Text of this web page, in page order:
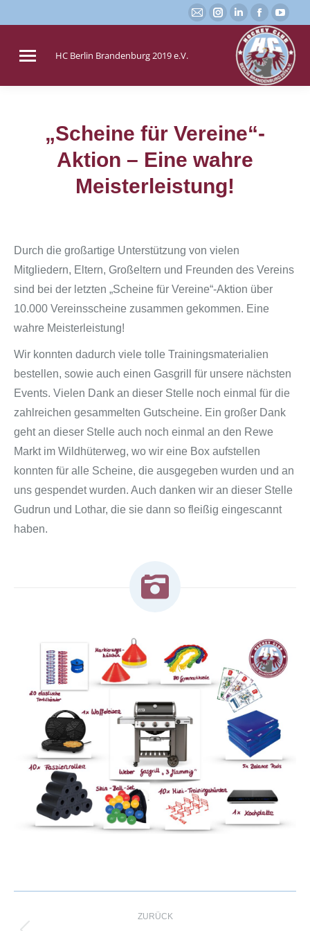
E-
in
Instagram
page
opens
new
Linkedin
page
opens
in
new
page
opens
in
new
in
new
HC Berlin Brandenburg 2019 e.V.
„Scheine für Vereine“-
Aktion – Eine wahre
Meisterleistung!
Sie befinden sich hier:
Durch die großartige Unterstützung von vielen
Mitgliedern, Eltern, Großeltern und Freunden des Vereins
sind bei der letzten „Scheine für Vereine“-Aktion über
10.000 Vereinsscheine zusammen gekommen. Eine
wahre Meisterleistung!
Wir konnten dadurch viele tolle Trainingsmaterialien
bestellen, sowie auch einen Gasgrill für unsere nächsten
Events. Vielen Dank an dieser Stelle noch einmal für die
zahlreichen gesammelten Gutscheine. Ein großer Dank
geht an dieser Stelle auch noch einmal an den Rewe
Markt im Wildhüterweg, wo wir eine Box aufstellen
konnten für alle Scheine, die ausgegeben wurden und an
uns gespendet wurden. Auch danken wir an dieser Stelle
Gudrun und Lothar, die sie dann so fleißig eingescannt
haben.
Kommentarnavigation
ZURÜCK